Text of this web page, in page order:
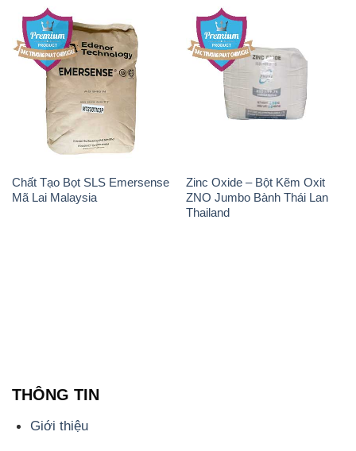
Chất Tạo Bọt SLS Emersense
Mã Lai Malaysia
Zinc Oxide – Bột Kẽm Oxit
ZNO Jumbo Bành Thái Lan
Thailand
THÔNG TIN
Giới thiệu